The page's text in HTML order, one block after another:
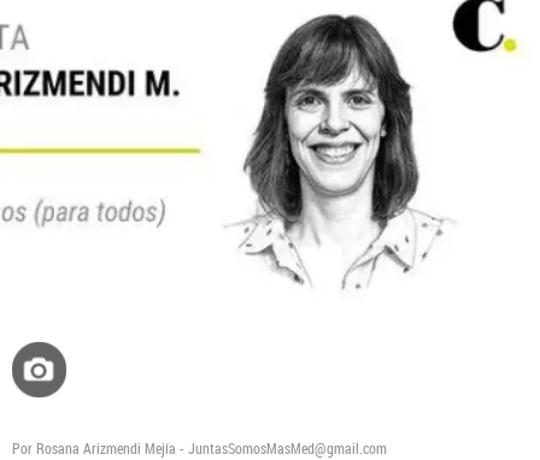
Por Rosana Arizmendi Mejía - JuntasSomosMasMed@gmail.com